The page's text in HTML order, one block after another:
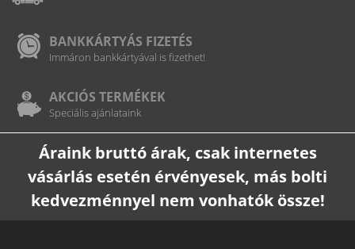
BANKKÁRTYÁS FIZETÉS
Immáron bankkártyával is fizethet!
AKCIÓS TERMÉKEK
Speciális ajánlataink
Áraink bruttó árak, csak internetes
vásárlás esetén érvényesek, más bolti
kedvezménnyel nem vonhatók össze!